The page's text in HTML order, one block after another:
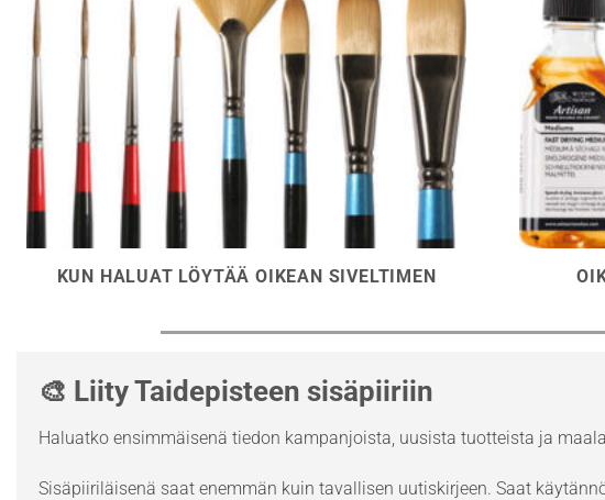
KUN HALUAT LÖYTÄÄ OIKEAN SIVELTIMEN
🎨 Liity Taidepisteen sisäpiiriin
Haluatko ensimmäisenä tiedon kampanjoista, uusista tuotteista ja
Sisäpiiriläisenä saat enemmän kuin tavallisen uutiskirjeen. Saat